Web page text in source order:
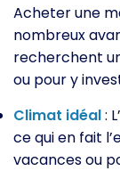
Acheter une
nombreux
recherchent
ou pour y
Climat idéal:
ce qui en fait
vacances ou